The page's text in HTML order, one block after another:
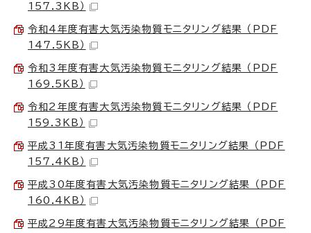
157.3KB）
令和4年度有害大気汚染物質モニタリング結果 （PDF
147.5KB）
令和3年度有害大気汚染物質モニタリング結果 （PDF
169.5KB）
令和2年度有害大気汚染物質モニタリング結果 （PDF
159.3KB）
平成31年度有害大気汚染物質モニタリング結果 （PDF
157.4KB）
平成30年度有害大気汚染物質モニタリング結果 （PDF
160.4KB）
平成29年度有害大気汚染物質モニタリング結果 （PDF